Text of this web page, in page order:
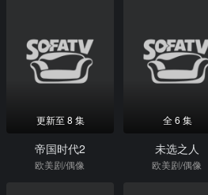
更新至 8 集
帝国时代2
欧美剧/偶像
全 6 集
未选之人
欧美剧/偶像